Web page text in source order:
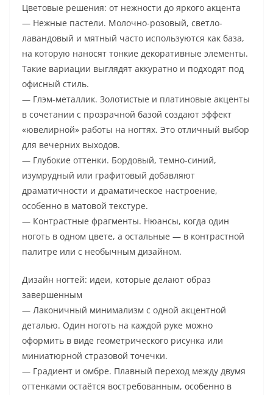
Цветовые решения: от нежности до яркого акцента
— Нежные пастели. Молочно-розовый, светло-
лавандовый и мятный часто используются как база,
на которую наносят тонкие декоративные элементы.
Такие вариации выглядят аккуратно и подходят под
офисный стиль.
— Глэм-металлик. Золотистые и платиновые акценты
в сочетании с прозрачной базой создают эффект
«ювелирной» работы на ногтях. Это отличный выбор
для вечерних выходов.
— Глубокие оттенки. Бордовый, темно-синий,
изумрудный или графитовый добавляют
драматичности и драматическое настроение,
особенно в матовой текстуре.
— Контрастные фрагменты. Нюансы, когда один
ноготь в одном цвете, а остальные — в контрастной
палитре или с необычным дизайном.
Дизайн ногтей: идеи, которые делают образ
завершенным
— Лаконичный минимализм с одной акцентной
деталью. Один ноготь на каждой руке можно
оформить в виде геометрического рисунка или
миниатюрной стразовой точечки.
— Градиент и омбре. Плавный переход между двумя
оттенками остаётся востребованным, особенно в